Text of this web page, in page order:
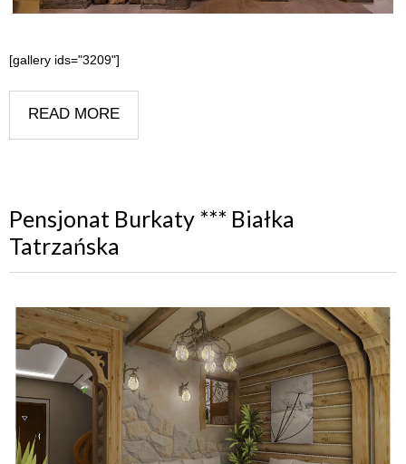
[gallery ids="3209"]
READ MORE
Pensjonat Burkaty *** Białka
Tatrzańska